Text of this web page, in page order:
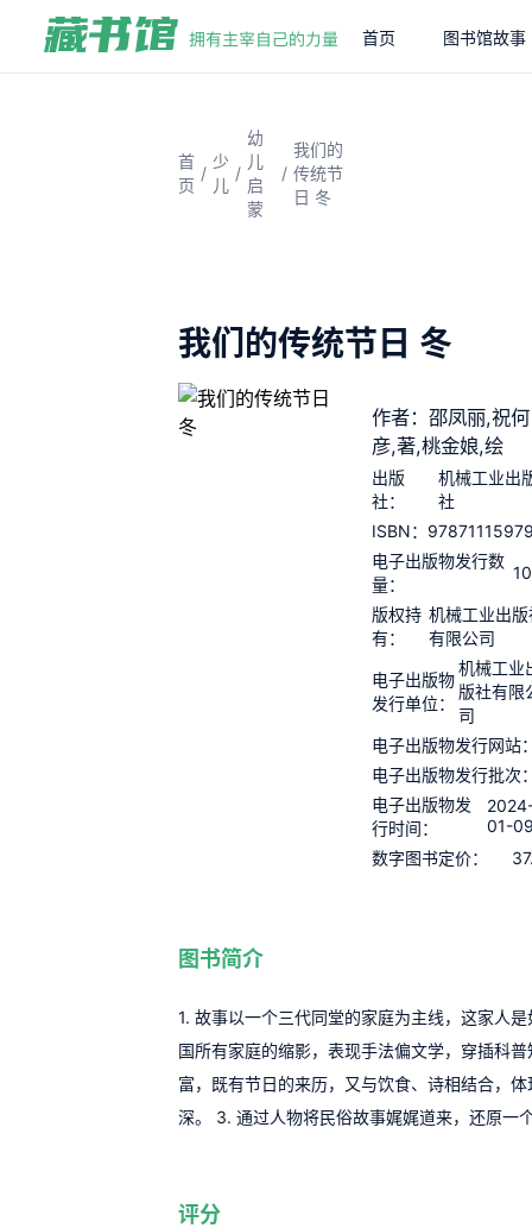
首页 图书馆故事
首
页
/
少
儿
/
幼
儿
启
蒙
/
我们的
传统节
日 冬
我们的传统节日 冬
作者：邵凤丽,祝何
彦,著,桃金娘,绘
出版
社：
机械工业出
社
ISBN：
电子出版物发行数
量：
版权持
有：
机械工业出版
有限公司
电子出版物
发行单位：
机械工业
版社有限
司
电子出版物发行网站
电子出版物发行批次
电子出版物发
行时间：
01-
数字图书定价：
图书简介
1. 故事以一个三代同堂的家庭为主线，这家人
国所有家庭的缩影，表现手法偏文学，穿插科
富，既有节日的来历，又与饮食、诗相结合，
深。 3. 通过人物将民俗故事娓娓道来，还原一
评分